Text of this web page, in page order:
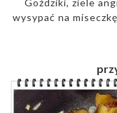
Goździki, ziele
wysypać na